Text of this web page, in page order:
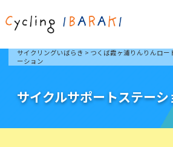
サイクリングいばらき > つくば霞ヶ浦りんりんロー
ーション
サイクルサポートステーシ